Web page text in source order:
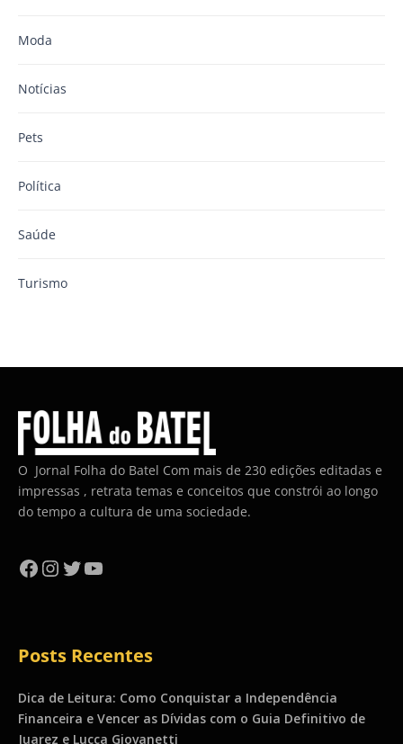
Moda
Notícias
Pets
Política
Saúde
Turismo
O Jornal Folha do Batel Com mais de 230 edições editadas e
impressas , retrata temas e conceitos que constrói ao longo
do tempo a cultura de uma sociedade.
Facebook
Instagram
Twitter
YouTube
Posts Recentes
Dica de Leitura: Como Conquistar a Independência
Financeira e Vencer as Dívidas com o Guia Definitivo de
Juarez e Lucca Giovanetti